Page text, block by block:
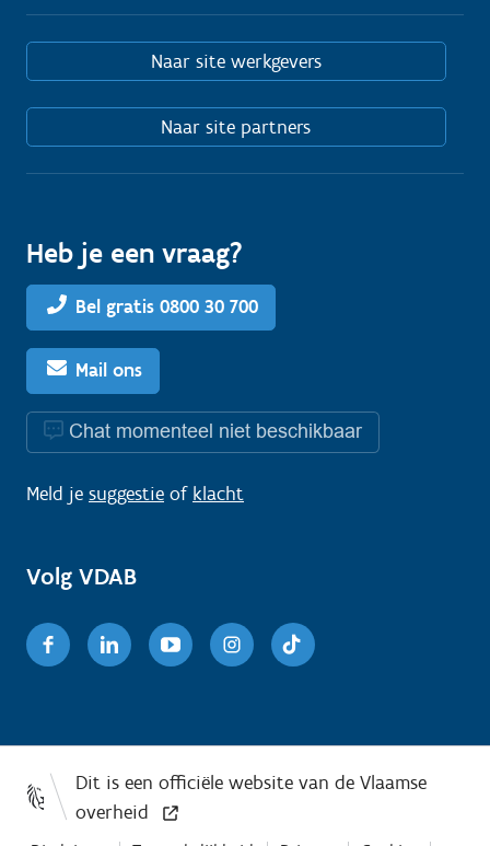
Naar site werkgevers
Naar site partners
Heb je een vraag?
Bel gratis 0800 30 700
Mail ons
Chat momenteel niet beschikbaar
Meld je suggestie of klacht
Volg VDAB
FacebookLinkedinYoutubeInstagram